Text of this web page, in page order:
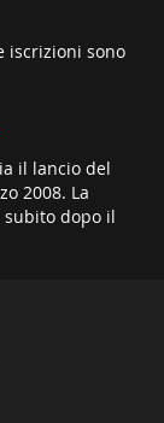
iscrizioni sono
il lancio del
2008. La
dopo il